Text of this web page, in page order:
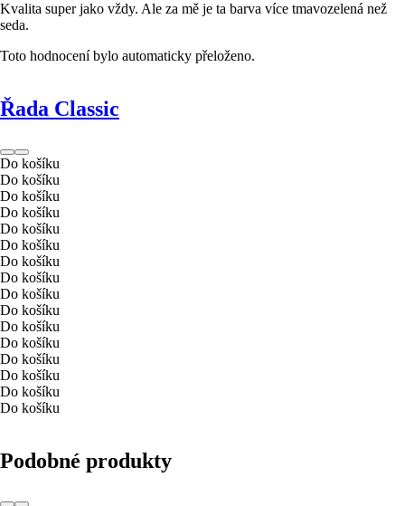
Kvalita super jako vždy. Ale za mě je ta barva více tmavozelená než
seda.
Toto hodnocení bylo automaticky přeloženo.
Řada Classic
Do košíku
Do košíku
Do košíku
Do košíku
Do košíku
Do košíku
Do košíku
Do košíku
Do košíku
Do košíku
Do košíku
Do košíku
Do košíku
Do košíku
Do košíku
Do košíku
Podobné produkty